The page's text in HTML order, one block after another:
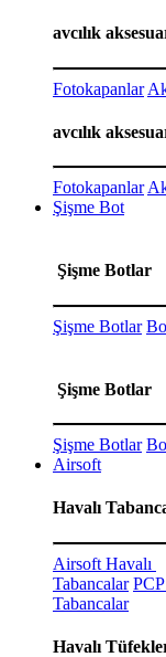
avcılık
Fotokapanlar
avcılık
Fotokapanlar
Şişme Bot
Şişme Botlar
Şişme Botlar
Şişme Botlar
Şişme Botlar
Airsoft
Havalı
Airsoft Havalı
Tabancalar
Tabancalar
Havalı